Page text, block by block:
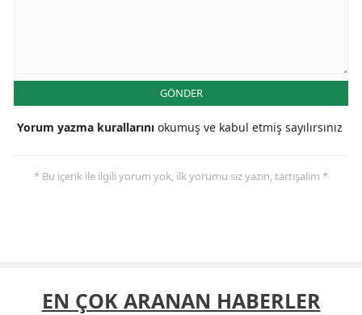
GÖNDER
Yorum yazma kurallarını okumuş ve kabul etmiş sayılırsınız
* Bu içerik ile ilgili yorum yok, ilk yorumu siz yazın, tartışalım *
EN ÇOK ARANAN HABERLER